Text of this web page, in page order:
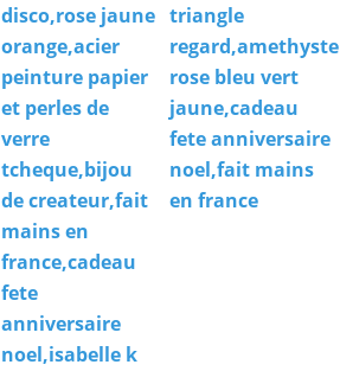
disco,rose jaune
orange,acier
peinture papier
et perles de
verre
tcheque,bijou
de createur,fait
mains en
france,cadeau
fete
anniversaire
noel,isabelle k
triangle
regard,amethyste
rose bleu vert
jaune,cadeau
fete anniversaire
noel,fait mains
en france